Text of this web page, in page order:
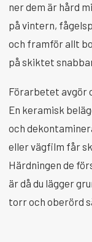
ner dem är hård
på vintern,
och framför allt
på skiktet
Förarbetet avgör
En keramisk
och
eller vägfilm får
Härdningen de
är då du lägger
torr och oberörd